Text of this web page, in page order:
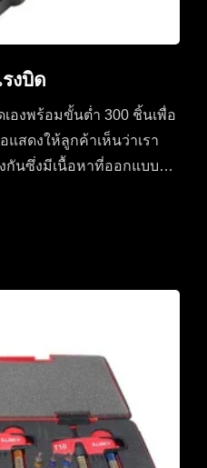
งบิด
องพร้อมขั้นต่ำ 300 ชิ้นเพื่อ
แสดงให้ลูกค้าเห็นว่าเรา
กันซึ่งมีเนื้อหาที่ออกแบบ